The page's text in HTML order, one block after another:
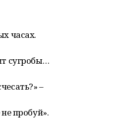
часах.
сугробы…
–
пробуй».